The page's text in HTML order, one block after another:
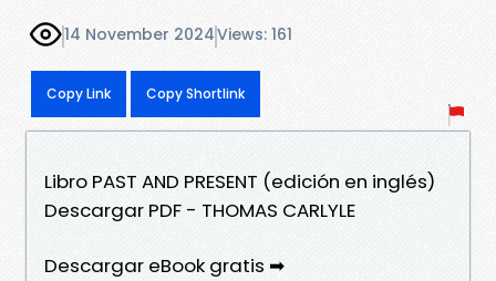
14 November 2024Views: 161
Copy Link Copy Shortlink
Libro PAST AND PRESENT (edición en inglés)
Descargar PDF - THOMAS CARLYLE
Descargar eBook gratis ➡